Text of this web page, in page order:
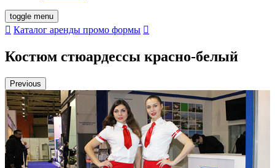
toggle menu
Каталог аренды промо формы
Костюм стюардессы красно-белый
Previous